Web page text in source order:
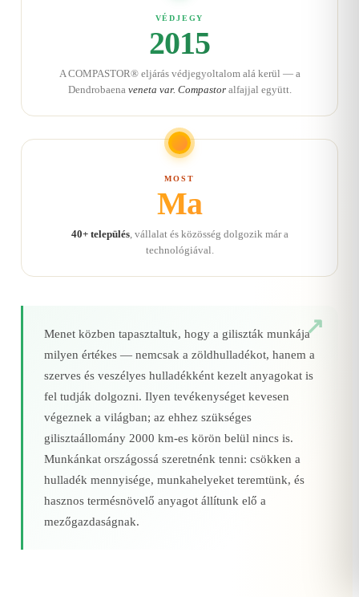
VÉDJEGY
2015
A COMPASTOR® eljárás védjegyoltalom alá kerül — a
Dendrobaena veneta var. Compastoralfajjal együtt.
MOST
Ma
40+ település, vállalat és közösség dolgozik már a
technológiával.
Menet közben tapasztaltuk, hogy a giliszták munkája
milyen értékes — nemcsak a zöldhulladékot, hanem a
szerves és veszélyes hulladékként kezelt anyagokat is
fel tudják dolgozni. Ilyen tevékenységet kevesen
végeznek a világban; az ehhez szükséges
gilisztaállomány 2000 km‑es körön belül nincs is.
Munkánkat országossá szeretnénk tenni: csökken a
hulladék mennyisége, munkahelyeket teremtünk, és
hasznos termésnövelő anyagot állítunk elő a
mezőgazdaságnak.